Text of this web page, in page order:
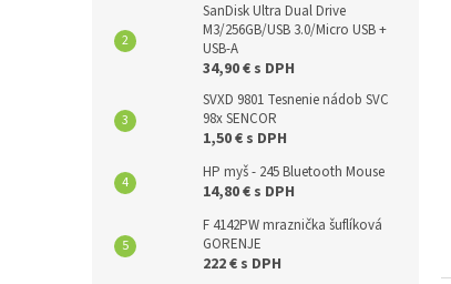
SanDisk Ultra Dual Drive
M3/256GB/USB 3.0/Micro USB +
USB-A
34,90 € s DPH
SVXD 9801 Tesnenie nádob SVC
98x SENCOR
1,50 € s DPH
HP myš - 245 Bluetooth Mouse
14,80 € s DPH
F 4142PW mraznička šuflíková
GORENJE
222 € s DPH